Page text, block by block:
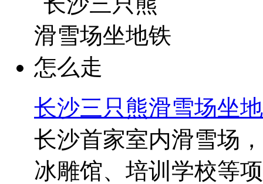
长沙三只熊滑雪场坐
长沙首家室内滑雪场
冰雕馆、培训学校等